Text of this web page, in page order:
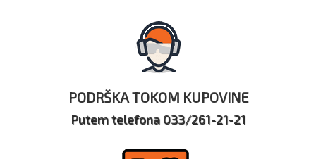
PODRŠKA TOKOM KUPOVINE
Putem telefona 033/261-21-21